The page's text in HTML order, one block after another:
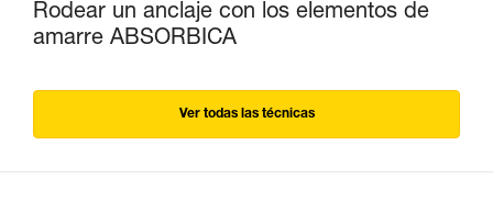
Rodear un anclaje con los elementos de
amarre ABSORBICA
Ver todas las técnicas